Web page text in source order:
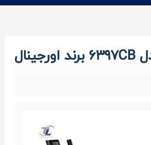
تردمیل مکانیکی مدل 6397CB برند اورجینال